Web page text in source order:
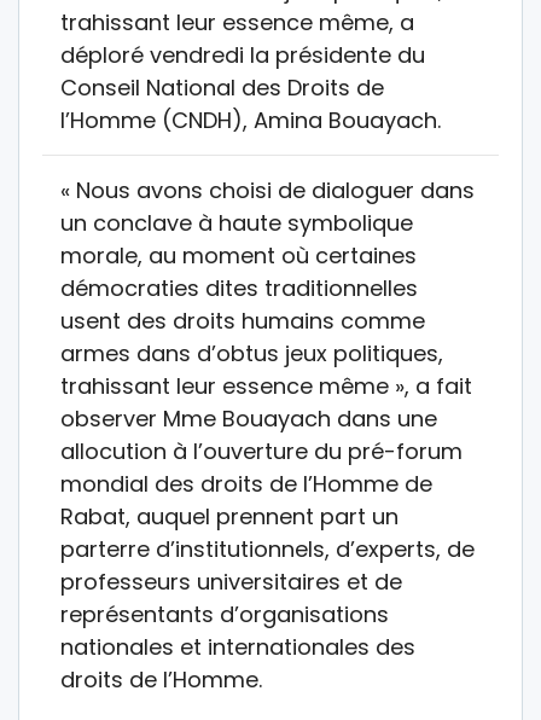
trahissant leur essence même, a
déploré vendredi la présidente du
Conseil National des Droits de
l’Homme (CNDH), Amina Bouayach.
« Nous avons choisi de dialoguer dans
un conclave à haute symbolique
morale, au moment où certaines
démocraties dites traditionnelles
usent des droits humains comme
armes dans d’obtus jeux politiques,
trahissant leur essence même », a fait
observer Mme Bouayach dans une
allocution à l’ouverture du pré-forum
mondial des droits de l’Homme de
Rabat, auquel prennent part un
parterre d’institutionnels, d’experts, de
professeurs universitaires et de
représentants d’organisations
nationales et internationales des
droits de l’Homme.